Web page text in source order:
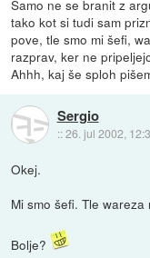
Samo ne se branit z
tako kot si tudi sam
pove, tle smo mi šefi,
razprav, ker ne
Ahhh, kaj še sploh
Sergio
::26. jul 2002,
Okej.
Mi smo šefi. Tle
Bolje?